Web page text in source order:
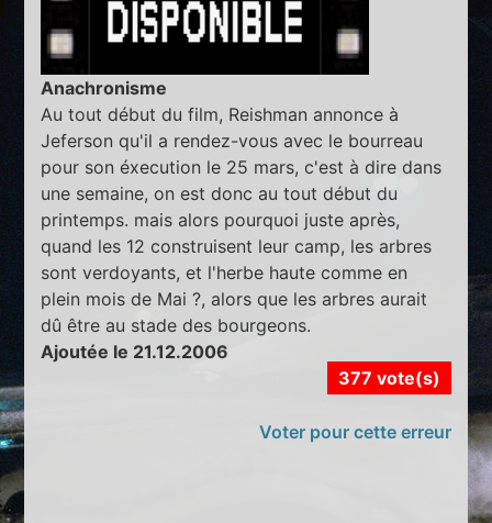
Anachronisme
Au tout début du film, Reishman annonce à
Jeferson qu'il a rendez-vous avec le bourreau
pour son éxecution le 25 mars, c'est à dire dans
une semaine, on est donc au tout début du
printemps. mais alors pourquoi juste après,
quand les 12 construisent leur camp, les arbres
sont verdoyants, et l'herbe haute comme en
plein mois de Mai ?, alors que les arbres aurait
dû être au stade des bourgeons.
Ajoutée le 21.12.2006
377 vote(s)
Voter pour cette erreur